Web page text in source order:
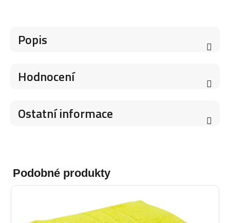
Popis
Hodnocení
Ostatní informace
Podobné produkty